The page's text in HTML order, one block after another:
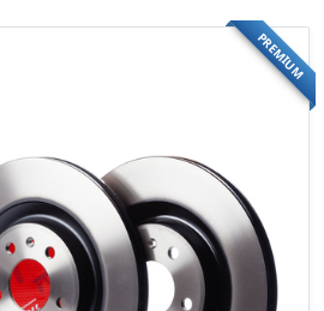
PREMIUM